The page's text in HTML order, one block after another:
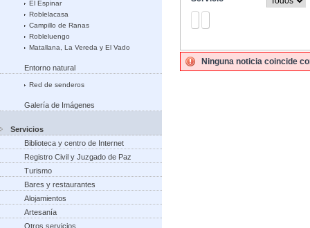
El Espinar
Roblelacasa
Campillo de Ranas
Robleluengo
Matallana, La Vereda y El Vado
Entorno natural
Red de senderos
Galería de Imágenes
Servicios
Biblioteca y centro de Internet
Registro Civil y Juzgado de Paz
Turismo
Bares y restaurantes
Alojamientos
Artesanía
Otros servicios
Ninguna noticia coincide